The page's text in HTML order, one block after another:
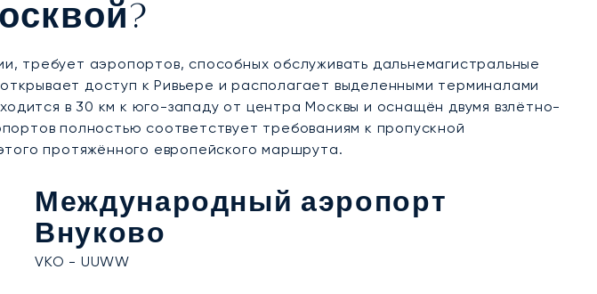
аэропортов, способных обслуживать дальнемагистральные
доступ к Ривьере и располагает выделенными терминалами
в 30 км к юго-западу от центра Москвы и оснащён двумя взлётно-
полностью соответствует требованиям к пропускной
протяжённого европейского маршрута.
Международный аэропорт
Внуково
VKO - UUWW